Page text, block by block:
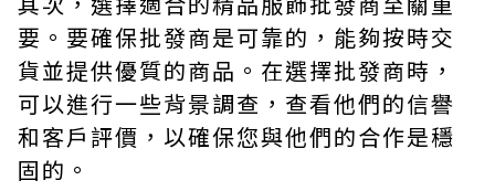
要。要確保批發商是可靠的，能夠按時交
貨並提供優質的商品。在選擇批發商時，
可以進行一些背景調查，查看他們的信譽
和客戶評價，以確保您與他們的合作是穩
固的。